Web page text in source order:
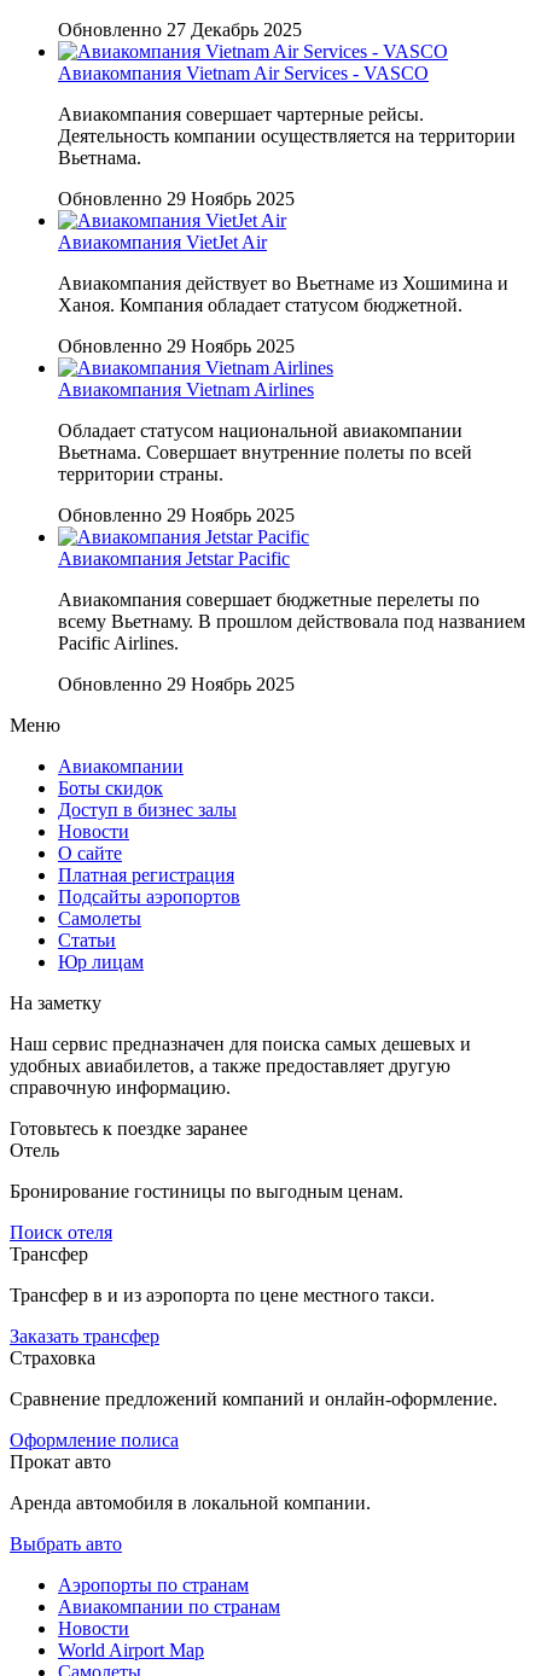
Обновленно 27 Декабрь 2025
Авиакомпания Vietnam Air Services - VASCO
Авиакомпания совершает чартерные рейсы.
Деятельность компании осуществляется на территории
Вьетнама.
Обновленно 29 Ноябрь 2025
Авиакомпания VietJet Air
Авиакомпания действует во Вьетнаме из Хошимина и
Ханоя. Компания обладает статусом бюджетной.
Обновленно 29 Ноябрь 2025
Авиакомпания Vietnam Airlines
Обладает статусом национальной авиакомпании
Вьетнама. Совершает внутренние полеты по всей
территории страны.
Обновленно 29 Ноябрь 2025
Авиакомпания Jetstar Pacific
Авиакомпания совершает бюджетные перелеты по
всему Вьетнаму. В прошлом действовала под названием
Pacific Airlines.
Обновленно 29 Ноябрь 2025
Меню
Авиакомпании
Боты скидок
Доступ в бизнес залы
Новости
О сайте
Платная регистрация
Подсайты аэропортов
Самолеты
Статьи
Юр лицам
На заметку
Наш сервис предназначен для поиска самых дешевых и
удобных авиабилетов, а также предоставляет другую
справочную информацию.
Готовьтесь к поездке заранее
Отель
Бронирование гостиницы по выгодным ценам.
Поиск отеля
Трансфер
Трансфер в и из аэропорта по цене местного такси.
Заказать трансфер
Страховка
Сравнение предложений компаний и онлайн-оформление.
Оформление полиса
Прокат авто
Аренда автомобиля в локальной компании.
Выбрать авто
Аэропорты по странам
Авиакомпании по странам
Новости
World Airport Map
Самолеты